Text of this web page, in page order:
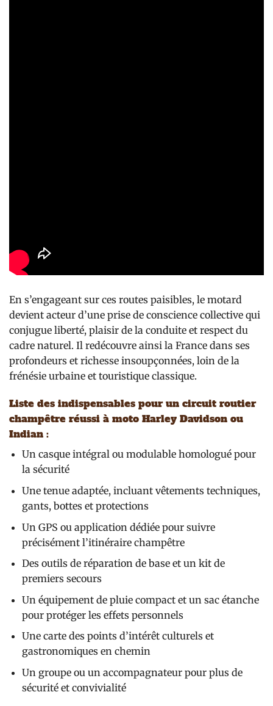
En s’engageant sur ces routes paisibles, le motard
devient acteur d’une prise de conscience collective qui
conjugue liberté, plaisir de la conduite et respect du
cadre naturel. Il redécouvre ainsi la France dans ses
profondeurs et richesse insoupçonnées, loin de la
frénésie urbaine et touristique classique.
Liste des indispensables pour un circuit routier
champêtre réussi à moto Harley Davidson ou
Indian :
Un casque intégral ou modulable homologué pour
la sécurité
Une tenue adaptée, incluant vêtements techniques,
gants, bottes et protections
Un GPS ou application dédiée pour suivre
précisément l’itinéraire champêtre
Des outils de réparation de base et un kit de
premiers secours
Un équipement de pluie compact et un sac étanche
pour protéger les effets personnels
Une carte des points d’intérêt culturels et
gastronomiques en chemin
Un groupe ou un accompagnateur pour plus de
sécurité et convivialité